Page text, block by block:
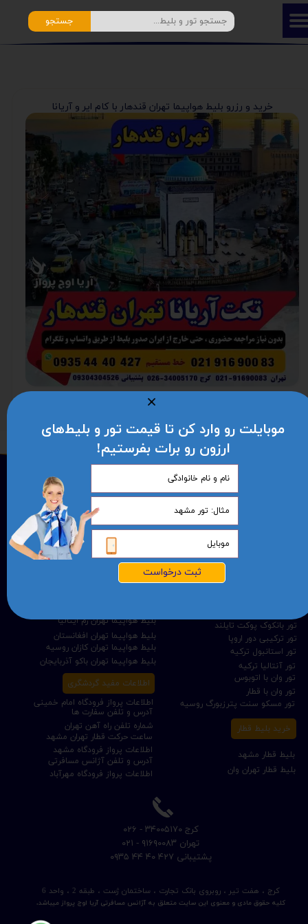
جستجو
خرید و رزرو بلیط هواپیما تهران قندهار با کام ایر و آریانا
کلیه حقوق مادی و معنوی این سایت متعلق به آژانس مسافرتی آریا اوج پرواز میباشد.
​تهران ۹۱۶۹۰۰۸۳ - ۰۲۱
کرج ، هفت تیر ، روبروی بانک تجارت ، ساختمان ژست ، طبقه 2 ، واحد 6
​کرج ۳۴۰۰۵۱۷۰ - ۰۲۶
​پشتیبانی ۴۲۷ ۴۰ ۴۴ ۰۹۳۵
تور ترکیبی دور اروپا
بلیط هواپیما تهران کابل
بلیط هواپیما مشهد کابل
بلیط هواپیما تهران قندهار
بلیط هواپیما تهران افغانستان
بلیط قطار تهران وان
بلیط قطار مشهد
بلیط موقت هواپیما برای سفارت
واچر هتل موقت برای سفارت
بلیط هواپیما تهران رم ایتالیا
اطلاعات پرواز فرودگاه امام خمینی
بلیط هواپیما تهران دبی
بلیط هواپیما تهران باکو آذربایجان
بلیط هواپیما تهران استانبول
بلیط هواپیما تهران کازان روسیه
بلیط هواپیما اربیل عراق
صدور بیمه نامه مسافرتی
تور آنتالیا ترکیه
تور استانبول ترکیه
تور مسکو سنت پترزبورگ روسیه
تور وان با قطار
تور بانکوک پوکت تایلند
تور وان با اتوبوس
ساعت حرکت قطار تهران مشهد
خرید بلیط قطار
خدمات و مدارک سفارت رزرو و خرید بلیط هواپیما
شماره تلفن راه آهن تهران
وقت سفارت فوری
اطلاعات پرواز فرودگاه مهرآباد
اطلاعات پرواز فرودگاه مشهد
آدرس و تلفن سفارت ها
آدرس و تلفن آژانس مسافرتی
اطلاعات مفید گردشگری
ثبت درخواست
موبایلت رو وارد کن تا قیمت تور و بلیط‌های
ارزون رو برات بفرستیم!